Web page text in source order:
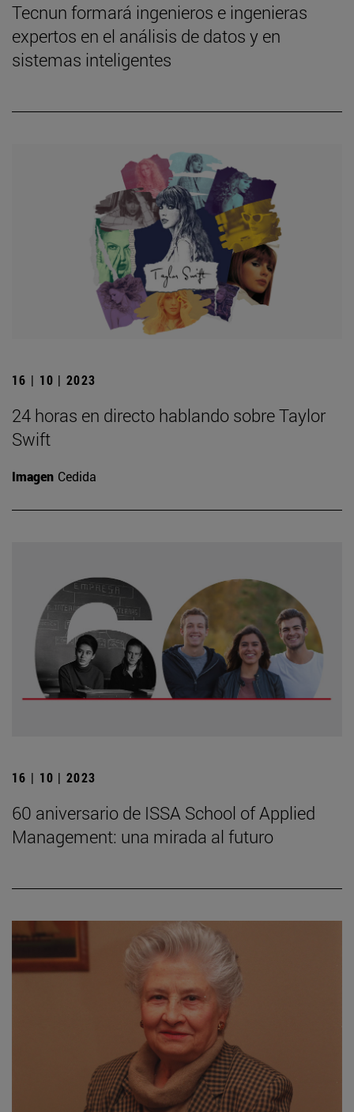
Tecnun formará ingenieros e ingenieras
expertos en el análisis de datos y en
sistemas inteligentes
16 | 10 | 2023
24 horas en directo hablando sobre Taylor
Swift
Imagen Cedida
16 | 10 | 2023
60 aniversario de ISSA School of Applied
Management: una mirada al futuro